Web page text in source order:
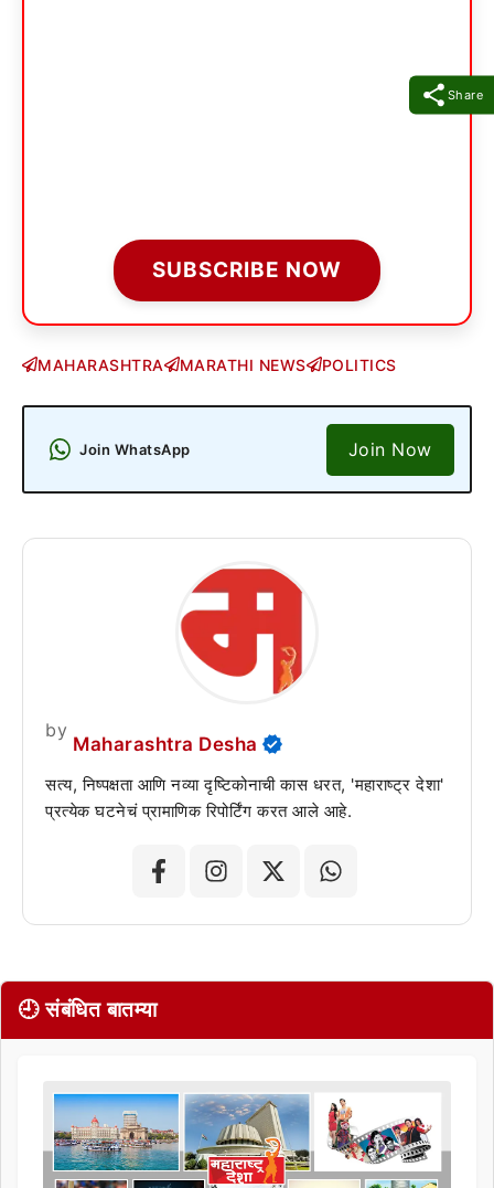
Share
SUBSCRIBE NOW
MAHARASHTRA MARATHI NEWS POLITICS
Join WhatsApp Join Now
by
Maharashtra Desha
सत्य, निष्पक्षता आणि नव्या दृष्टिकोनाची कास धरत, 'महाराष्ट्र देशा'
प्रत्येक घटनेचं प्रामाणिक रिपोर्टिंग करत आले आहे.
🕘 संबंधित बातम्या